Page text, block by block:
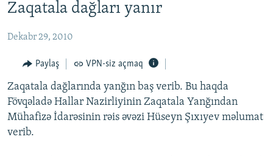
qayıt
naviqasiyaya
Axtarışa
keç
#İZAHLA
KORRUPSIOMETR
#ƏSLINDƏ
FƏRQƏ BAX
QANUNI DOĞRU
ARAŞDIRMA
Zaqatala dağları yanır
Dekabr 29, 2010
Paylaş VPN-siz açmaq
Zaqatala dağlarında yanğın baş verib. Bu haqda
Fövqəladə Hallar Nazirliyinin Zaqatala Yanğından
Mühafizə İdarəsinin rəis əvəzi Hüseyn Şıxıyev məlumat
verib.